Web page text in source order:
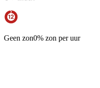
Geen zon0% zon per uur